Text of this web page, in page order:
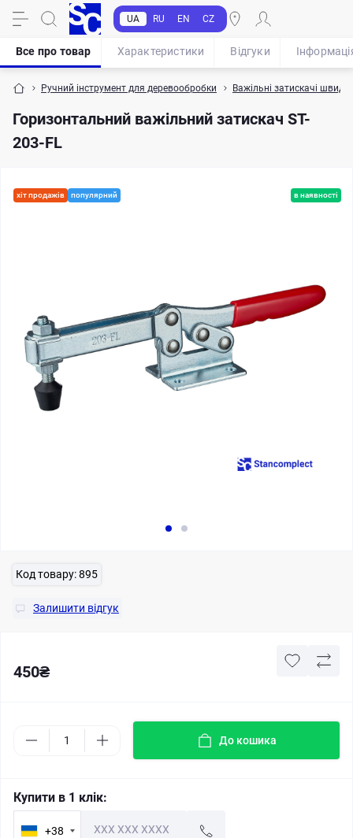
UA RU EN CZ
Ручний інструмент для деревообробки Важільні затискачі
Горизонтальний важільний затискач ST-
203-FL
Все про товар Характеристики Відгуки
хіт продажів популярний в наявності
Код товару:895
Залишити відгук
450₴
До кошика
Купити в 1 клік:
+38